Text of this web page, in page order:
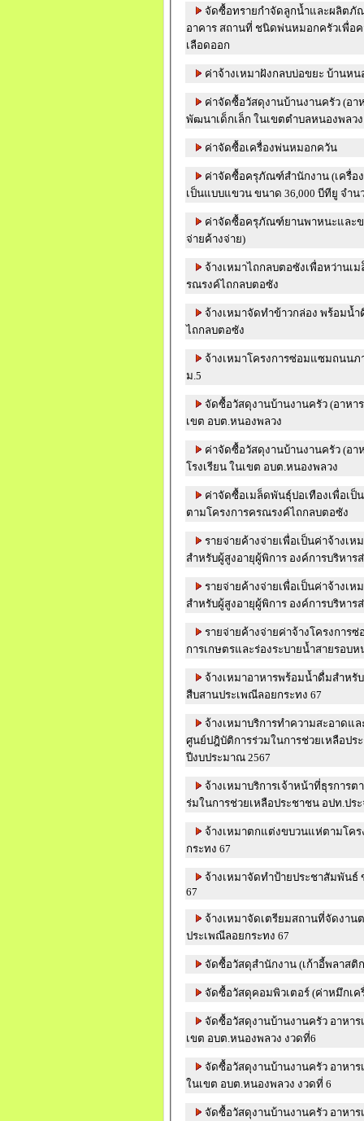
จัดซื้อทรายกำจัดลูกน้ำและผลิตภั
อาคาร สถานที่ ชนิดพ่นหมอกครัวเพื่อ
เลือดออก
ค่าจ้างเหมาฝังกลบบ่อขยะ บ้านหน
ค่าจัดซื้อวัสดุงานบ้านงานครัว (อา
พัฒนาเด็กเล็ก ในเขตตำบลหนองพลวง
ค่าจัดซื้อเครื่องพ่นหมอกควัน
ค่าจัดซื้อครุภัณฑ์สำนักงาน (เครื่อ
เป็นแบบแขวน ขนาด 36,000 บีทียู จำน
ค่าจัดซื้อครุภัณฑ์ยานพาหนะและข
จ่ายค้างจ่าย)
จ้างเหมาไถกลบตอซังเพื่อหว่านเ
รณรงค์ไถกลบตอซัง
จ้างเหมาจัดทำข้าวกล่อง พร้อมน้
ไถกลบตอซัง
จ้างเหมาโครงการซ่อมแซมถนน
ม.5
จัดซื้อวัสดุงานบ้านงานครัว (อาหา
เขต อบต.หนองพลวง
ค่าจัดซื้อวัสดุงานบ้านงานครัว (อา
โรงเรียน ในเขต อบต.หนองพลวง
ค่าจัดซื้อเมล็ดพันธุ์ปอเทืองเพื่อเป็
ตามโครงการครณรงค์ไถกลบตอซัง
รายจ่ายค้างจ่ายเพื่อเป็นค่าจ้างเห
สำหรับผู้สูงอายุผู้พิการ องค์การบริหา
รายจ่ายค้างจ่ายเพื่อเป็นค่าจ้างเห
สำหรับผู้สูงอายุผู้พิการ องค์การบริหา
รายจ่ายค้างจ่ายค่าจ้างโครงการ
การเกษตรและร่องระบายน้ำสายรอบ
จ้างเหมาอาหารพร้อมน้ำดื่มสำหรั
สืบสานประเพณีลอยกระทง 67
จ้างเหมาบริการทำความสะอาดแล
ศูนย์ปฎิบัติการร่วมในการช่วยเหลือปร
ปีงบประมาณ 2567
จ้างเหมาบริการเจ้าหน้าที่ธุรการ
ร่มในการช่วยเหลือประชาชน อปท.ประ
จ้างเหมาตกแต่งขบวนแห่ตามโค
กระทง 67
จ้างเหมาจัดทำป้ายประชาสัมพันธ์
67
จ้างเหมาจัดเตรียมสถานที่จัดงาน
ประเพณีลอยกระทง 67
จัดซื้อวัสดุสำนักงาน (เก้าอี้พลาสติ
จัดซื้อวัสดุคอมพิวเตอร์ (ค่าหมึกเค
จัดซื้อวัสดุงานบ้านงานครัว อาหา
เขต อบต.หนองพลวง งวดที่6
จัดซื้อวัสดุงานบ้านงานครัว อาหาร
ในเขต อบต.หนองพลวง งวดที่ 6
จัดซื้อวัสดุงานบ้านงานครัว อาหาร